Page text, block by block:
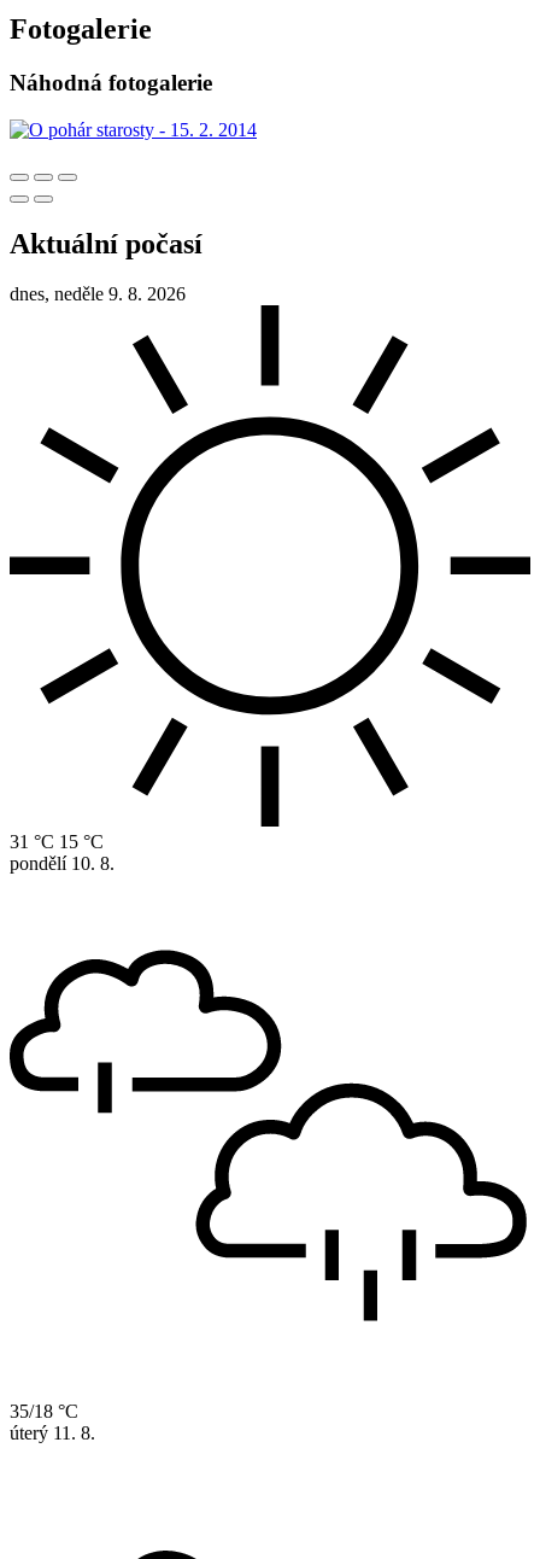
Fotogalerie
Náhodná fotogalerie
Aktuální počasí
dnes, neděle 9. 8. 2026
31 °C 15 °C
pondělí 10. 8.
35/18 °C
úterý 11. 8.